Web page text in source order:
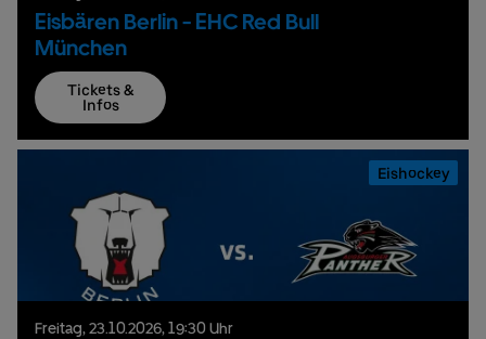
Eisbären Berlin - EHC Red Bull
München
Tickets &
Infos
Eishockey
Freitag,23.10.2026,19:30 Uhr